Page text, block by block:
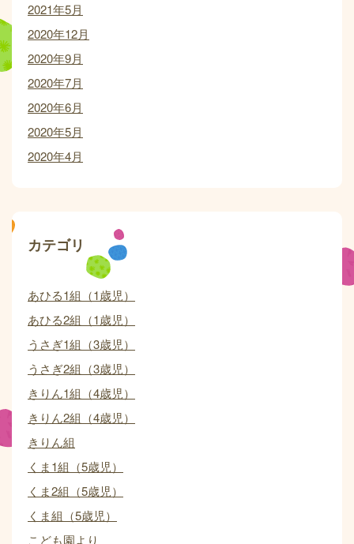
2021年5月
2020年12月
2020年9月
2020年7月
2020年6月
2020年5月
2020年4月
カテゴリ
あひる1組（1歳児）
あひる2組（1歳児）
うさぎ1組（3歳児）
うさぎ2組（3歳児）
きりん1組（4歳児）
きりん2組（4歳児）
きりん組
くま1組（5歳児）
くま2組（5歳児）
くま組（5歳児）
こども園より